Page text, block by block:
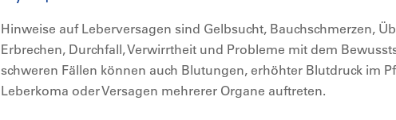
Hinweise auf Leberversagen sind Gelbsucht, Bauchschmerzen,
Erbrechen, Durchfall, Verwirrtheit und Probleme mit dem
schweren Fällen können auch Blutungen, erhöhter Blutdruck im
Leberkoma oder Versagen mehrerer Organe auftreten.